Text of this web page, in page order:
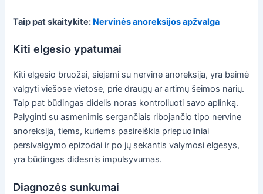
Taip pat skaitykite: Nervinės anoreksijos apžvalga
Kiti elgesio ypatumai
Kiti elgesio bruožai, siejami su nervine anoreksija, yra baimė
valgyti viešose vietose, prie draugų ar artimų šeimos narių.
Taip pat būdingas didelis noras kontroliuoti savo aplinką.
Palyginti su asmenimis sergančiais ribojančio tipo nervine
anoreksija, tiems, kuriems pasireiškia priepuoliniai
persivalgymo epizodai ir po jų sekantis valymosi elgesys,
yra būdingas didesnis impulsyvumas.
Diagnozės sunkumai